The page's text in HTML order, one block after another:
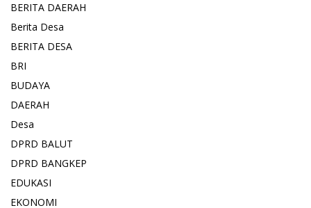
BERITA DAERAH
Berita Desa
BERITA DESA
BRI
BUDAYA
DAERAH
Desa
DPRD BALUT
DPRD BANGKEP
EDUKASI
EKONOMI